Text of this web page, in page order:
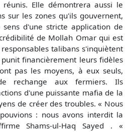
Elle démontrera aussi le
sur les zones qu'ils gouvernent,
d'une stricte application de
de Mollah Omar qui est
talibans s'inquiètent
financièrement leurs fidèles
pas les moyens, à eux seuls,
rechange aux fermiers. Ils
d'une puissante mafia de la
de créer des troubles. « Nous
: nous avons interdit la
Shams-ul-Haq Sayed . «